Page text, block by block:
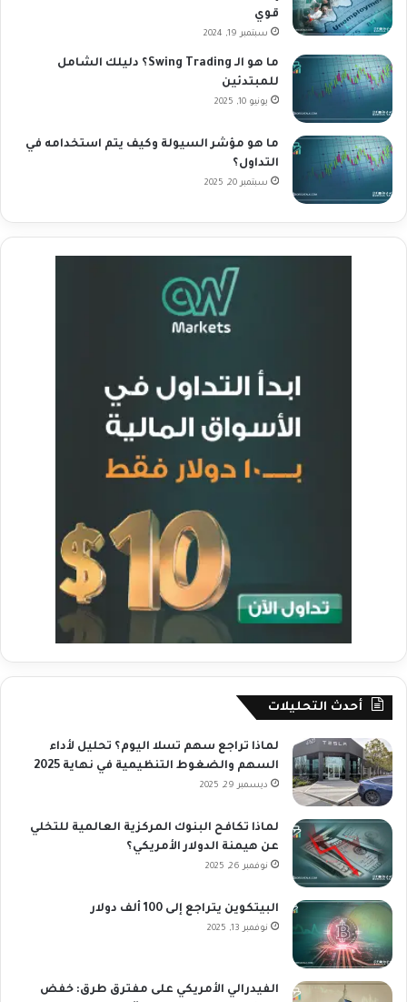
قوي
سبتمبر 19, 2024
ما هو الـ Swing Trading؟ دليلك الشامل
للمبتدئين
يونيو 10, 2025
ما هو مؤشر السيولة وكيف يتم استخدامه في
التداول؟
سبتمبر 20, 2025
أحدث التحليلات
لماذا تراجع سهم تسلا اليوم؟ تحليل لأداء
السهم والضغوط التنظيمية في نهاية 2025
ديسمبر 29, 2025
لماذا تكافح البنوك المركزية العالمية للتخلي
عن هيمنة الدولار الأمريكي؟
نوفمبر 26, 2025
البيتكوين يتراجع إلى 100 ألف دولار
نوفمبر 13, 2025
الفيدرالي الأمريكي على مفترق طرق: خفض